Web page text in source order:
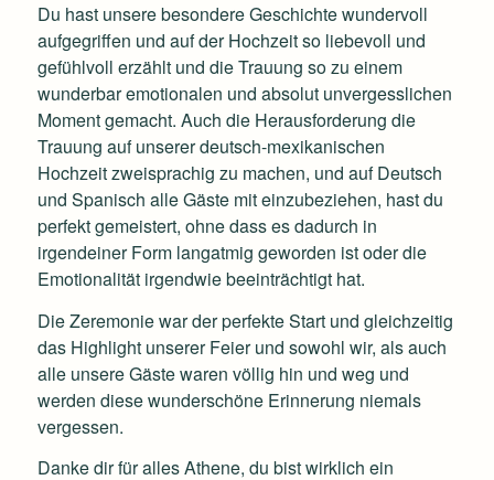
Du hast unsere besondere Geschichte wundervoll
aufgegriffen und auf der Hochzeit so liebevoll und
gefühlvoll erzählt und die Trauung so zu einem
wunderbar emotionalen und absolut unvergesslichen
Moment gemacht. Auch die Herausforderung die
Trauung auf unserer deutsch-mexikanischen
Hochzeit zweisprachig zu machen, und auf Deutsch
und Spanisch alle Gäste mit einzubeziehen, hast du
perfekt gemeistert, ohne dass es dadurch in
irgendeiner Form langatmig geworden ist oder die
Emotionalität irgendwie beeinträchtigt hat.
Die Zeremonie war der perfekte Start und gleichzeitig
das Highlight unserer Feier und sowohl wir, als auch
alle unsere Gäste waren völlig hin und weg und
werden diese wunderschöne Erinnerung niemals
vergessen.
Danke dir für alles Athene, du bist wirklich ein